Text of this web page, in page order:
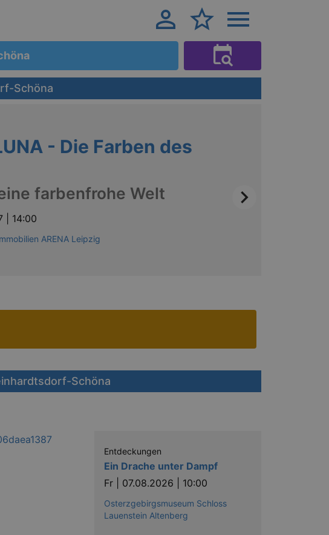
Schöna
- Die Farben des
farbenfrohe Welt
| 14:00
ARENA Leipzig
Schöna
Entdeckungen
Ein Drache unter Dampf
Fr | 07.08.2026 | 10:00
Osterzgebirgsmuseum Schloss
Lauenstein Altenberg